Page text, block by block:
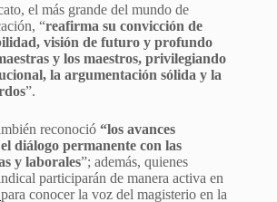
el más grande del mundo de
“reafirma su convicción de
visión de futuro y profundo
y los maestros, privilegiando
la argumentación sólida y la
”.
reconoció “los avances
diálogo permanente con las
y laborales”; además, quienes
participarán de manera activa en
para conocer la voz del magisterio en la